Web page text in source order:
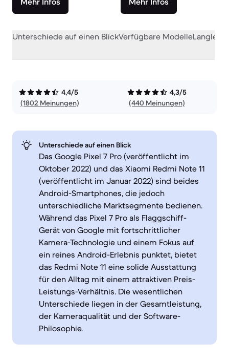
Unterschiede auf einen BlickVerfügbare Modelle
4,4/5
(1802 Meinungen)
4,3/5
(440 Meinungen)
Unterschiede auf einen Blick
Das Google Pixel 7 Pro (veröffentlicht im
Oktober 2022) und das Xiaomi Redmi Note 11
(veröffentlicht im Januar 2022) sind beides
Android-Smartphones, die jedoch
unterschiedliche Marktsegmente bedienen.
Während das Pixel 7 Pro als Flaggschiff-
Gerät von Google mit fortschrittlicher
Kamera-Technologie und einem Fokus auf
ein reines Android-Erlebnis punktet, bietet
das Redmi Note 11 eine solide Ausstattung
für den Alltag mit einem attraktiven Preis-
Leistungs-Verhältnis. Die wesentlichen
Unterschiede liegen in der Gesamtleistung,
der Kameraqualität und der Software-
Philosophie.